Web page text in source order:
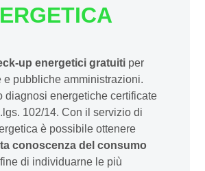
up energetici gratuitiper
e pubbliche amministrazioni.
diagnosi energetiche certificate
102/14. Con il servizio di
è possibile ottenere
conoscenza del consumo
di individuarne le più